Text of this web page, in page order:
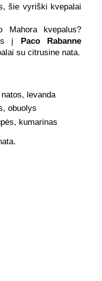
šie vyriški kvepalai
Mahora kvepalus?
į Paco Rabanne
su citrusine nata.
levanda
obuolys
kumarinas